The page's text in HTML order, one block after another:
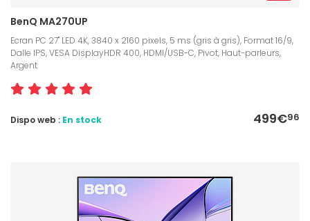
BenQ MA270UP
Ecran PC 27" LED 4K, 3840 x 2160 pixels, 5 ms (gris à gris), Format 16/9,
Dalle IPS, VESA DisplayHDR 400, HDMI/USB-C, Pivot, Haut-parleurs,
Argent
499€96
Dispo web : En stock